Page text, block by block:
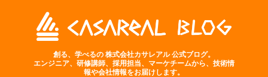
創る、学べるの 株式会社カサレアル 公式ブログ。
エンジニア、研修講師、採用担当、マーケチームから、技術情
報や会社情報をお届けします。